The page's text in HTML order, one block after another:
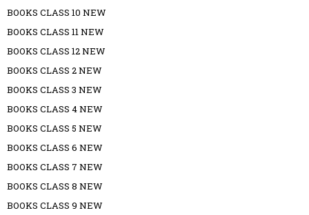
BOOKS CLASS 10 NEW
BOOKS CLASS 11 NEW
BOOKS CLASS 12 NEW
BOOKS CLASS 2 NEW
BOOKS CLASS 3 NEW
BOOKS CLASS 4 NEW
BOOKS CLASS 5 NEW
BOOKS CLASS 6 NEW
BOOKS CLASS 7 NEW
BOOKS CLASS 8 NEW
BOOKS CLASS 9 NEW